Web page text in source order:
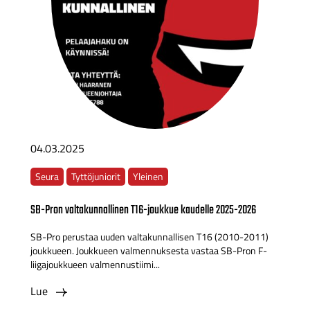
04.03.2025
Seura Tyttöjuniorit Yleinen
SB-Pron valtakunnallinen T16-joukkue kaudelle 2025-2026
SB-Pro perustaa uuden valtakunnallisen T16 (2010-2011)
joukkueen. Joukkueen valmennuksesta vastaa SB-Pron F-
liigajoukkueen valmennustiimi...
Lue